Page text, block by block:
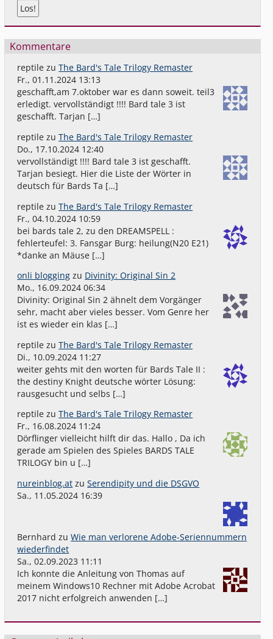
Kommentare
reptile zuThe Bard's Tale Trilogy Remaster
Fr., 01.11.2024 13:13
geschafft,am 7.oktober war es dann soweit. teil3
erledigt. vervollständigt !!!! Bard tale 3 ist
geschafft. Tarjan […]
reptile zuThe Bard's Tale Trilogy Remaster
Do., 17.10.2024 12:40
vervollständigt !!!! Bard tale 3 ist geschafft.
Tarjan besiegt. Hier die Liste der Wörter in
deutsch für Bards Ta […]
reptile zuThe Bard's Tale Trilogy Remaster
Fr., 04.10.2024 10:59
bei bards tale 2, zu den DREAMSPELL :
fehlerteufel: 3. Fansgar Burg: heilung(N20 E21)
*danke an Mäuse […]
onli blogging zu Divinity: Original Sin 2
Mo., 16.09.2024 06:34
Divinity: Original Sin 2 ähnelt dem Vorgänger
sehr, macht aber vieles besser. Vom Genre her
ist es wieder ein klas […]
reptile zuThe Bard's Tale Trilogy Remaster
Di., 10.09.2024 11:27
weiter gehts mit den worten für Bards Tale II :
the destiny Knight deutsche wörter Lösung:
rausgesucht und selbs […]
reptile zuThe Bard's Tale Trilogy Remaster
Fr., 16.08.2024 11:24
Dörflinger vielleicht hilft dir das. Hallo , Da ich
gerade am Spielen des Spieles BARDS TALE
TRILOGY bin u […]
nureinblog.at zuSerendipity und die DSGVO
Sa., 11.05.2024 16:39
Bernhard zuWie man verlorene Adobe-Seriennummern
wiederfindet
Sa., 02.09.2023 11:11
Ich konnte die Anleitung von Thomas auf
meinem Windows10 Rechner mit Adobe Acrobat
2017 nicht erfolgreich anwenden […]